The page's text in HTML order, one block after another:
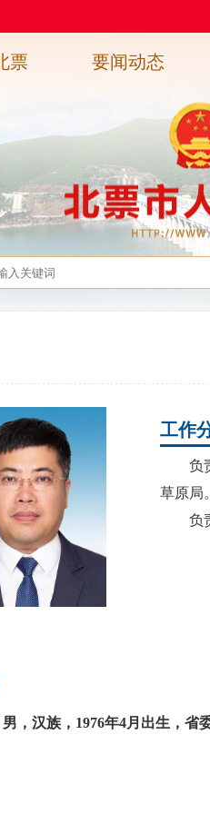
票 要闻动态
工作
负责
草原局。
负责
，汉族，1976年4月出生， 省